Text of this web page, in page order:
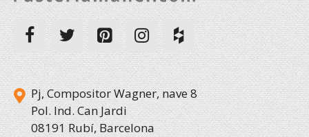
Pj, Compositor Wagner, nave 8
Pol. Ind. Can Jardi
08191 Rubí, Barcelona